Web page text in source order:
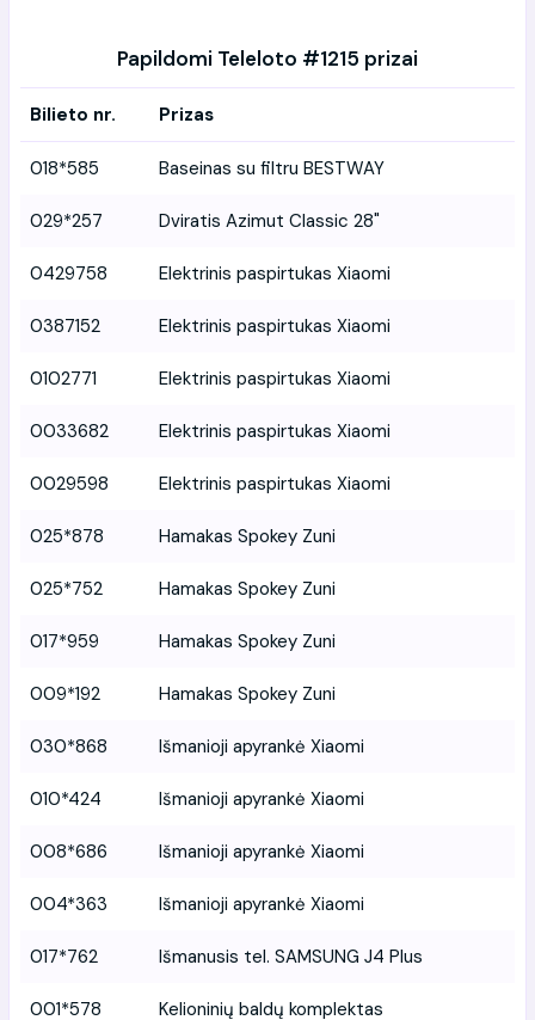
Papildomi Teleloto #1215 prizai
Bilieto nr. Prizas
018*585 Baseinas su filtru BESTWAY
029*257 Dviratis Azimut Classic 28"
0429758 Elektrinis paspirtukas Xiaomi
0387152 Elektrinis paspirtukas Xiaomi
0102771 Elektrinis paspirtukas Xiaomi
0033682 Elektrinis paspirtukas Xiaomi
0029598 Elektrinis paspirtukas Xiaomi
025*878 Hamakas Spokey Zuni
025*752 Hamakas Spokey Zuni
017*959 Hamakas Spokey Zuni
009*192 Hamakas Spokey Zuni
030*868 Išmanioji apyrankė Xiaomi
010*424 Išmanioji apyrankė Xiaomi
008*686 Išmanioji apyrankė Xiaomi
004*363 Išmanioji apyrankė Xiaomi
017*762 Išmanusis tel. SAMSUNG J4 Plus
001*578 Kelioninių baldų komplektas